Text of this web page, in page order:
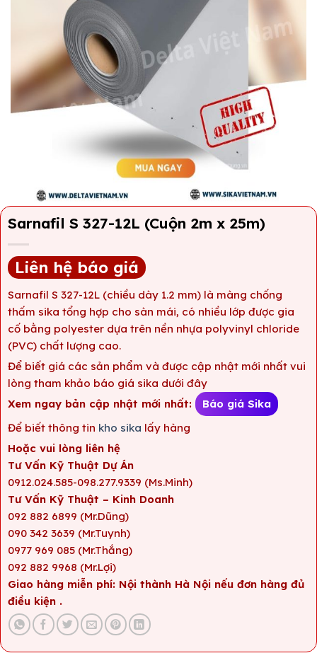
Sarnafil S 327-12L (Cuộn 2m x 25m)
Liên hệ báo giá
Sarnafil S 327-12L (chiều dày 1.2 mm) là màng chống
thấm sika tổng hợp cho sàn mái, có nhiều lớp được gia
cố bằng polyester dựa trên nền nhựa polyvinyl chloride
(PVC) chất lượng cao.
Để biết giá các sản phẩm và được cập nhật mới nhất vui
lòng tham khảo báo giá sika dưới đây
Xem ngay bản cập nhật mới nhất:
Báo giá Sika
Để biết thông tin kho sika lấy hàng
Hoặc vui lòng liên hệ
Tư Vấn Kỹ Thuật Dự Án
0912.024.585-098.277.9339 (Ms.Minh)
Tư Vấn Kỹ Thuật – Kinh Doanh
092 882 6899 (Mr.Dũng)
090 342 3639 (Mr.Tuynh)
0977 969 085 (Mr.Thắng)
092 882 9968 (Mr.Lợi)
Giao hàng miễn phí: Nội thành Hà Nội nếu đơn hàng đủ
điều kiện .